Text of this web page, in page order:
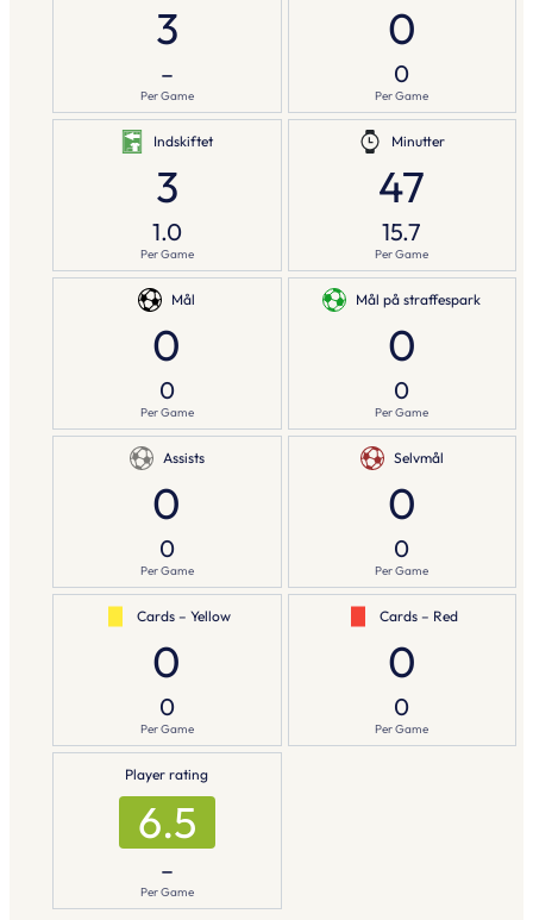
3
–
Per Game
0
0
Per Game
Indskiftet
3
1.0
Per Game
Minutter
47
15.7
Per Game
Mål
0
0
Per Game
Mål på straffespark
0
0
Per Game
Assists
0
0
Per Game
Selvmål
0
0
Per Game
Cards – Yellow
0
0
Per Game
Cards – Red
0
0
Per Game
Player rating
6.5
–
Per Game